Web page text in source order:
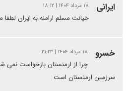
ایرانی ۱۸ مرداد ۱۴۰۴ | ۱۸:۱۲
خیانت مسلم ارامنه به ایران لطفا
خسرو ۱۸ مرداد ۱۴۰۴ | ۲۱:۲۳
چرا از ارمنستان بازخواست نمی
سرزمین ارمنستان است